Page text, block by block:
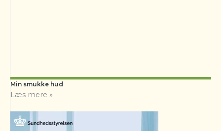
Min smukke hud
Læs mere »